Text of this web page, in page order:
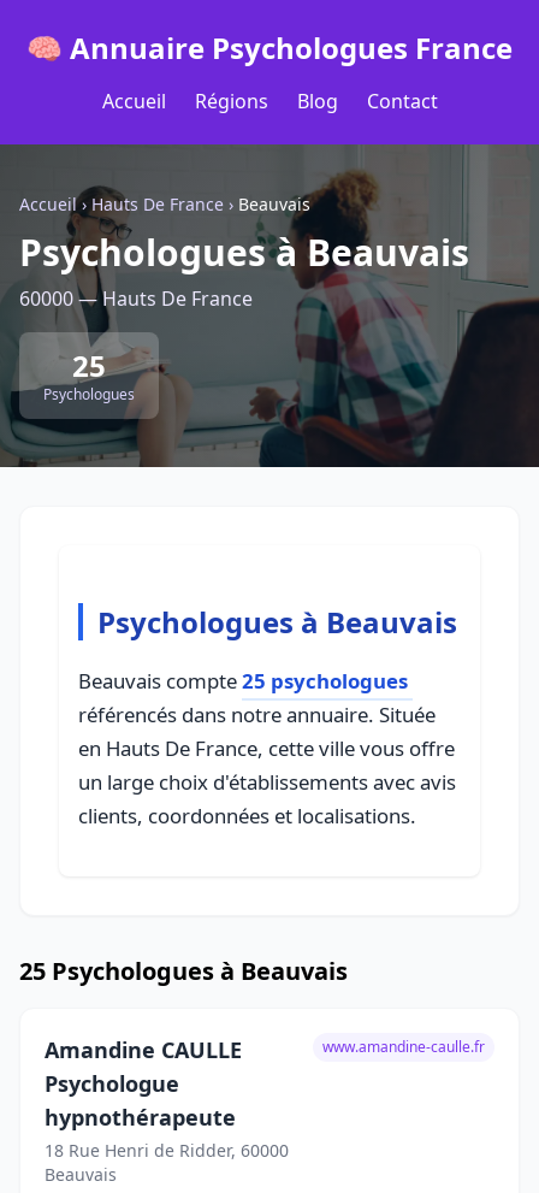
🧠 Annuaire Psychologues France
Accueil Régions Blog Contact
Accueil› Hauts De France › Beauvais
Psychologues à Beauvais
60000 — Hauts De France
25
Psychologues
Psychologues à Beauvais
Beauvais compte25 psychologues
référencés dans notre annuaire. Située
en Hauts De France, cette ville vous offre
un large choix d'établissements avec avis
clients, coordonnées et localisations.
25 Psychologues à Beauvais
Amandine CAULLE
Psychologue
hypnothérapeute
18 Rue Henri de Ridder, 60000
Beauvais
www.amandine-caulle.fr